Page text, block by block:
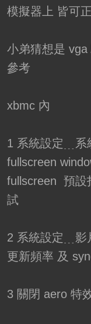
模擬器上 皆可
小弟猜想是
參考
xbmc 內
1 系統設定﹍
fullscreen
fullscreen 預設
試
2 系統設定﹍影
更新頻率 及
3 關閉 aero 特